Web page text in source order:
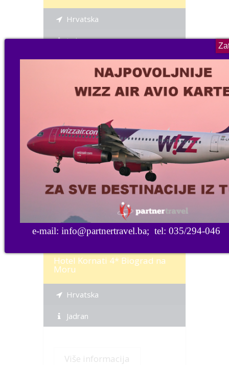
Hrvatska
Jadran
Na upit
Više informacija
Hotel Kornati 4* Biograd na
Moru
Hrvatska
Jadran
Više informacija
e-mail: info@partnertravel.ba; tel: 035/294-046